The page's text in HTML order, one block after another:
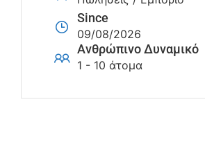
Since
09/08/2026
Ανθρώπινο Δυναμικό
1 - 10 άτομα